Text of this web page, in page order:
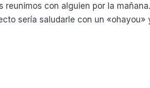
con alguien por la
sería saludarle con un «ohayou»